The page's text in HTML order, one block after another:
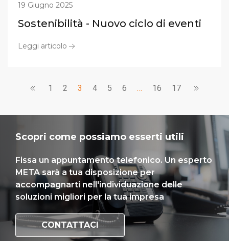
19 Giugno 2025
Sostenibilità - Nuovo ciclo di eventi
Leggi articolo
1 2 3 4 5 6 … 16 17
Scopri come possiamo esserti utili
Fissa un appuntamento telefonico. Un esperto
META sarà a tua disposizione per
accompagnarti nell'individuazione delle
soluzioni migliori per la tua impresa
CONTATTACI